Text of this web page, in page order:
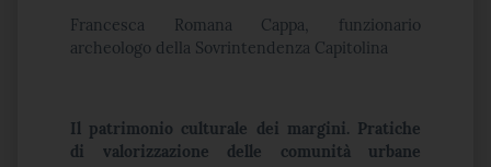
Francesca Romana Cappa, funzionario
archeologo della Sovrintendenza Capitolina
Il patrimonio culturale dei margini. Pratiche
di valorizzazione delle comunità urbane